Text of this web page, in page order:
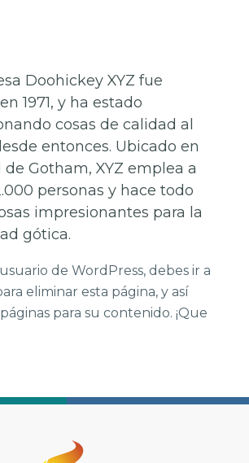
Doohickey XYZ fue
1971, y ha estado
cosas de calidad al
entonces. Ubicado en
de Gotham, XYZ emplea a
personas y hace todo
impresionantes para la
gótica.
de WordPress, debes ir a
eliminar esta página, y así
para su contenido. ¡Que